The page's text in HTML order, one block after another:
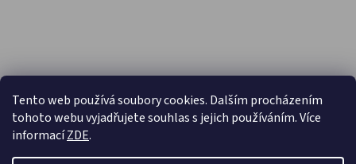
Tento web používá soubory cookies. Dalším procházením
tohoto webu vyjadřujete souhlas s jejich používáním. Více
informacíZDE.
Vytvořil Shoptet